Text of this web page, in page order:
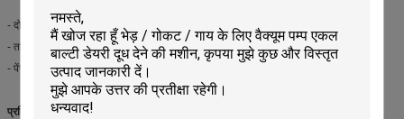
- दो मुंह के डिजाइन और विभिन्न दूध देने वाले उपकरणों का सही संयोजन।
- तार और पल्सेटर इंटरफ़ेस कसकर जुड़ा हुआ है, सुरक्षित और टिकाऊ है।
- पेंच आधार, स्थापित करने और ठीक करने में आसान।
प्रतिस्पर्धात्मक लाभ: